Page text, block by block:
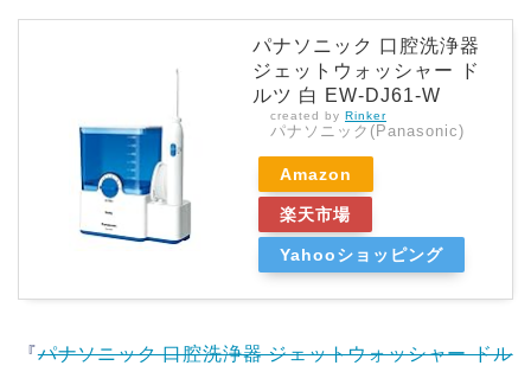
パナソニック 口腔洗浄器
ジェットウォッシャー ド
ルツ 白 EW-DJ61-W
created by Rinker
パナソニック(Panasonic)
Amazon
楽天市場
Yahooショッピング
『パナソニック 口腔洗浄器 ジェットウォッシャー ドル